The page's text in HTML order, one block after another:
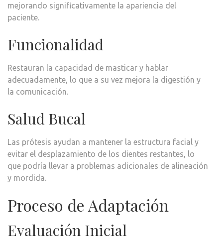
mejorando significativamente la apariencia del
paciente.
Funcionalidad
Restauran la capacidad de masticar y hablar
adecuadamente, lo que a su vez mejora la digestión y
la comunicación.
Salud Bucal
Las prótesis ayudan a mantener la estructura facial y
evitar el desplazamiento de los dientes restantes, lo
que podría llevar a problemas adicionales de alineación
y mordida.
Proceso de Adaptación
Evaluación Inicial